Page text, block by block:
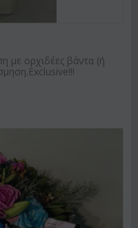
με ορχιδέες βάντα (ή